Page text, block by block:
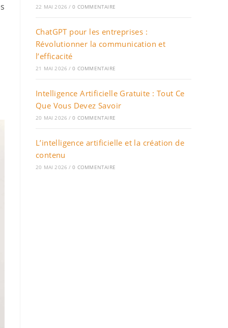
22 MAI 2026 / 0 COMMENTAIRE
ChatGPT pour les entreprises :
Révolutionner la communication et
l’efficacité
21 MAI 2026 / 0 COMMENTAIRE
Intelligence Artificielle Gratuite : Tout Ce
Que Vous Devez Savoir
20 MAI 2026 / 0 COMMENTAIRE
L’intelligence artificielle et la création de
contenu
20 MAI 2026 / 0 COMMENTAIRE